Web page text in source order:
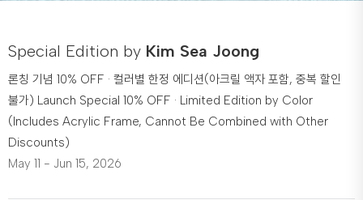
Special Edition by Kim Sea Joong
론칭 기념 10% OFF · 컬러별 한정 에디션(아크릴 액자 포함, 중복 할인
불가) Launch Special 10% OFF · Limited Edition by Color
(Includes Acrylic Frame, Cannot Be Combined with Other
Discounts)
May 11 - Jun 15, 2026